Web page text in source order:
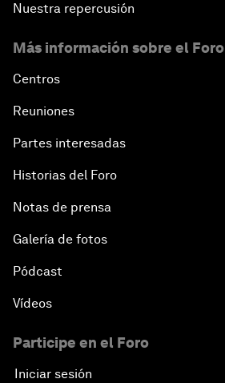
Nuestra repercusión
Más información sobre el Foro
Centros
Reuniones
Partes interesadas
Historias del Foro
Notas de prensa
Galería de fotos
Pódcast
Vídeos
Participe en el Foro
Iniciar sesión